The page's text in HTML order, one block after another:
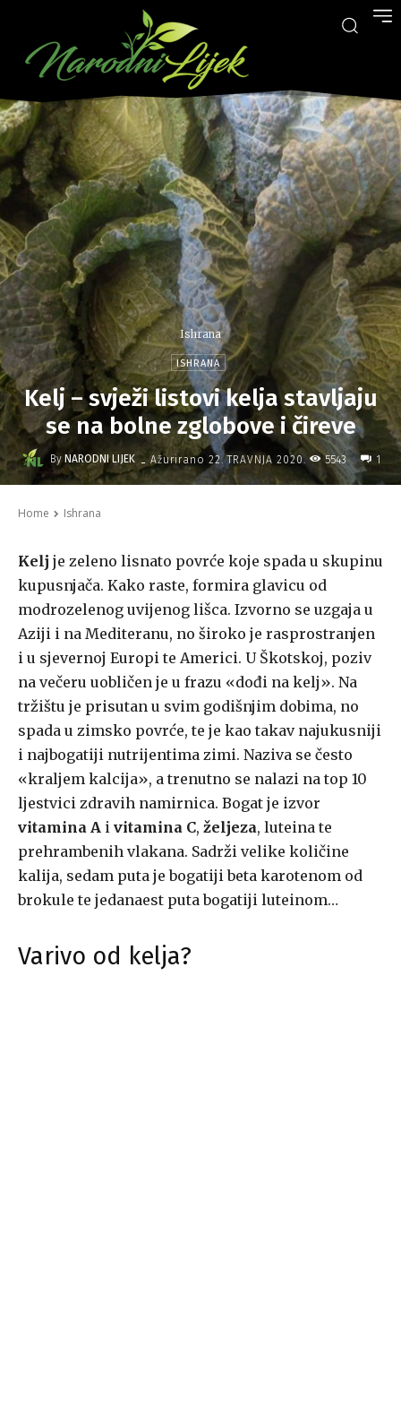
Ishrana
ISHRANA
Kelj – svježi listovi kelja stavljaju
se na bolne zglobove i čireve
By NARODNI LIJEK - Ažurirano 22. TRAVNJA 2020. 5543 1
Home Ishrana
Kelj je zeleno lisnato povrće koje spada u skupinu
kupusnjača. Kako raste, formira glavicu od
modrozelenog uvijenog lišca. Izvorno se uzgaja u
Aziji i na Mediteranu, no široko je rasprostranjen
i u sjevernoj Europi te Americi. U Škotskoj, poziv
na večeru uobličen je u frazu «dođi na kelj». Na
tržištu je prisutan u svim godišnjim dobima, no
spada u zimsko povrće, te je kao takav najukusniji
i najbogatiji nutrijentima zimi. Naziva se često
«kraljem kalcija», a trenutno se nalazi na top 10
ljestvici zdravih namirnica. Bogat je izvor
vitamina A i vitamina C, željeza, luteina te
prehrambenih vlakana. Sadrži velike količine
kalija, sedam puta je bogatiji beta karotenom od
brokule te jedanaest puta bogatiji luteinom…
Varivo od kelja?